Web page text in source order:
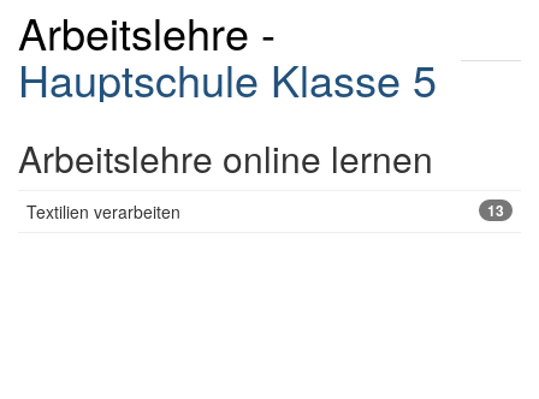
Arbeitslehre -
Hauptschule Klasse 5
Arbeitslehre online lernen
Textilien verarbeiten 13